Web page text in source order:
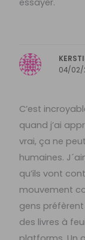
04/02/
C’est
quand j’ai
vrai, ça ne
humaines.
qu’ils vont
mouvement
gens
des livres à